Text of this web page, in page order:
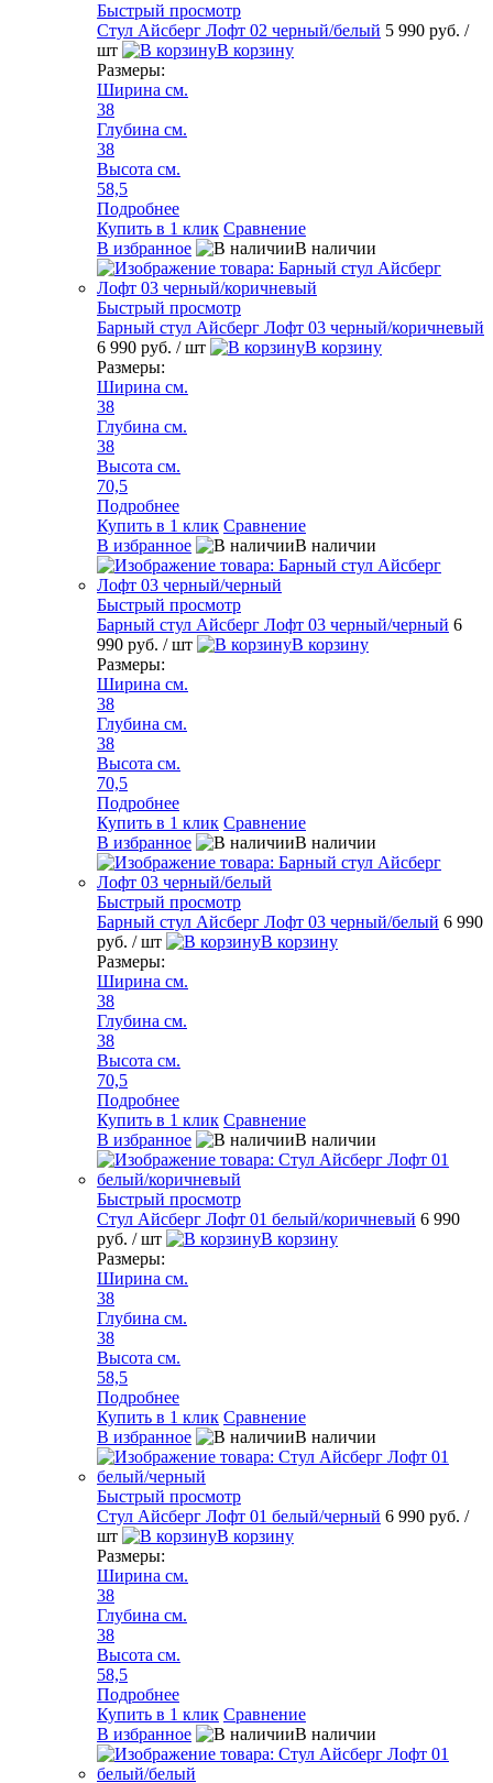
Быстрый просмотр
Стул Айсберг Лофт 02 черный/белый 5 990 руб. /
шт
В корзину
Размеры:
Ширина см.
38
Глубина см.
38
Высота см.
58,5
Подробнее
Купить в 1 клик Сравнение
В избранное
В наличии
Быстрый просмотр
Барный стул Айсберг Лофт 03 черный/коричневый
6 990 руб. / шт
В корзину
Размеры:
Ширина см.
38
Глубина см.
38
Высота см.
70,5
Подробнее
Купить в 1 клик Сравнение
В избранное
В наличии
Быстрый просмотр
Барный стул Айсберг Лофт 03 черный/черный 6
990 руб. / шт
В корзину
Размеры:
Ширина см.
38
Глубина см.
38
Высота см.
70,5
Подробнее
Купить в 1 клик Сравнение
В избранное
В наличии
Быстрый просмотр
Барный стул Айсберг Лофт 03 черный/белый 6 990
руб. / шт
В корзину
Размеры:
Ширина см.
38
Глубина см.
38
Высота см.
70,5
Подробнее
Купить в 1 клик Сравнение
В избранное
В наличии
Быстрый просмотр
Стул Айсберг Лофт 01 белый/коричневый 6 990
руб. / шт
В корзину
Размеры:
Ширина см.
38
Глубина см.
38
Высота см.
58,5
Подробнее
Купить в 1 клик Сравнение
В избранное
В наличии
Быстрый просмотр
Стул Айсберг Лофт 01 белый/черный 6 990 руб. /
шт
В корзину
Размеры:
Ширина см.
38
Глубина см.
38
Высота см.
58,5
Подробнее
Купить в 1 клик Сравнение
В избранное
В наличии